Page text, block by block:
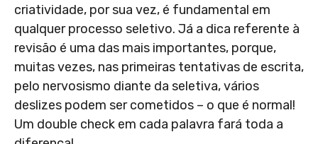
criatividade, por sua vez, é fundamental em
qualquer processo seletivo. Já a dica referente à
revisão é uma das mais importantes, porque,
muitas vezes, nas primeiras tentativas de escrita,
pelo nervosismo diante da seletiva, vários
deslizes podem ser cometidos – o que é normal!
Um double check em cada palavra fará toda a